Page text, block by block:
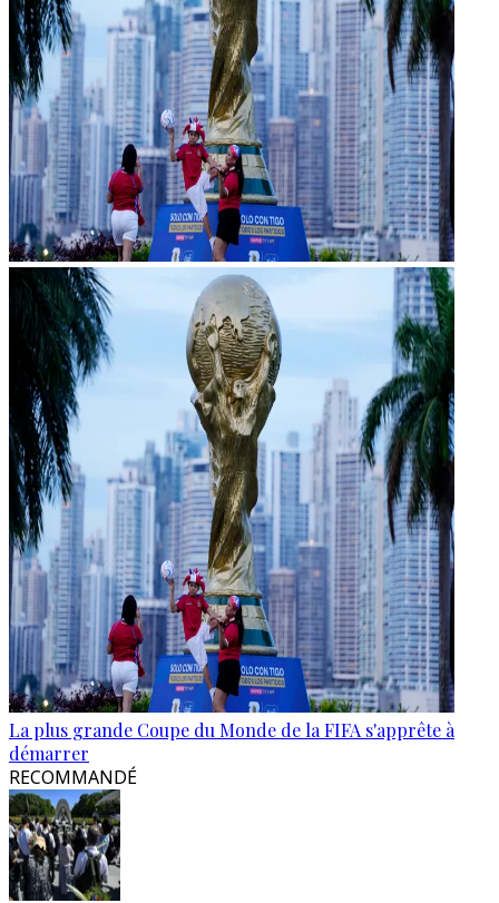
La plus grande Coupe du Monde de la FIFA s'apprête à
démarrer
RECOMMANDÉ